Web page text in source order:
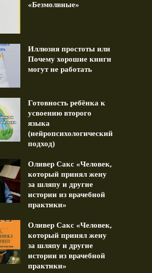
«Безмолвные»
Иллюзия простоты или
Почему хорошие книги
могут не работать
Готовность ребёнка к
усвоению второго
языка
(нейропсихологический
подход)
Оливер Сакс «Человек,
который принял жену
за шляпу и другие
истории из врачебной
практики»
Оливер Сакс «Человек,
который принял жену
за шляпу и другие
истории из врачебной
практики»